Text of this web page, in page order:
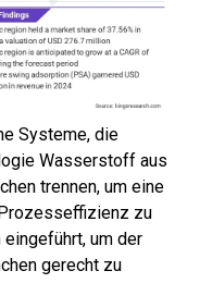
Systeme, die
Wasserstoff aus
trennen, um eine
zu
um der
gerecht zu